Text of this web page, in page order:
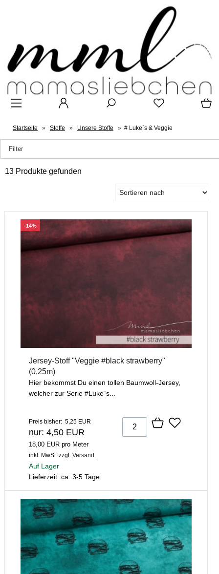
Startseite » Stoffe » Unsere Stoffe » # Luke`s & Veggie
Filter
13 Produkte gefunden
-14%
Jersey-Stoff "Veggie #black strawberry"
(0,25m)
Hier bekommst Du einen tollen Baumwoll-Jersey,
welcher zur Serie #Luke`s...
Preis bisher: 5,25 EUR
nur: 4,50 EUR
18,00 EUR pro Meter
inkl. MwSt. zzgl. Versand
Auf Lager
Lieferzeit: ca. 3-5 Tage